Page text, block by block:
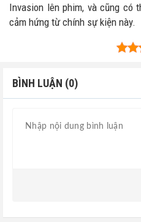
Invasion lên phim, và cũng có
cảm hứng từ chính sự kiện này.
BÌNH LUẬN (0)